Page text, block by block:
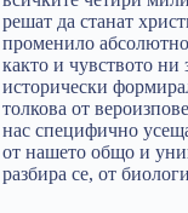
решат да станат
променило
както и чувството ни
исторически
толкова от
нас специфично
от нашето общо и
разбира се, от